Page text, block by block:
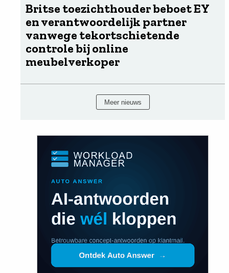
Britse toezichthouder beboet EY
en verantwoordelijk partner
vanwege tekortschietende
controle bij online
meubelverkoper
Meer nieuws